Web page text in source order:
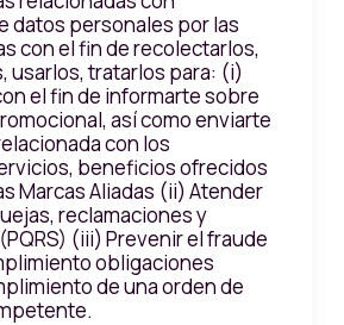
datos personales por las
con el fin de recolectarlos,
usarlos, tratarlos para: (i)
el fin de informarte sobre
así como enviarte
con los
beneficios ofrecidos
Marcas Aliadas (ii) Atender
reclamaciones y
(iii) Prevenir el fraude
obligaciones
de una orden de